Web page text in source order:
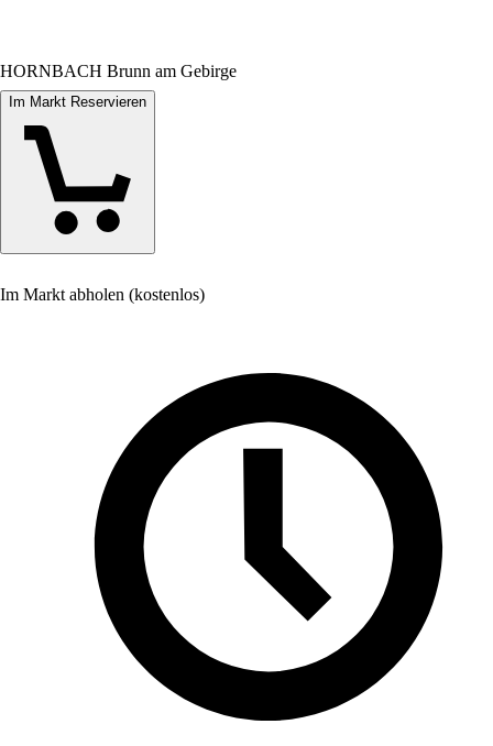
HORNBACH Brunn am Gebirge
Im Markt Reservieren
Im Markt abholen (kostenlos)